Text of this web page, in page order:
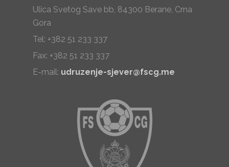
Ulica Svetog Save bb, 84300 Berane, Crna
Gora
Tel: +382 51 233 337
Fax: +382 51 233 337
E-mail: udruzenje-sjever@fscg.me